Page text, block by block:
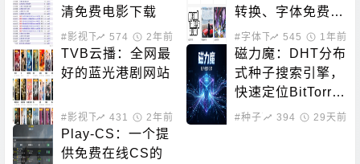
清免费电影下载
#影视下载 574 2年前
转换、字体免费下
载的站点
#字体下载545 1年前
TVB云播：全网最
好的蓝光港剧网站
#影视下载 #在线影音
431 2年前
磁力魔：DHT分布
式种子搜索引擎，
快速定位BitTorre
nt资源
#种子下载 #磁力搜索
394 29天前
Play-CS：一个提
供免费在线CS的